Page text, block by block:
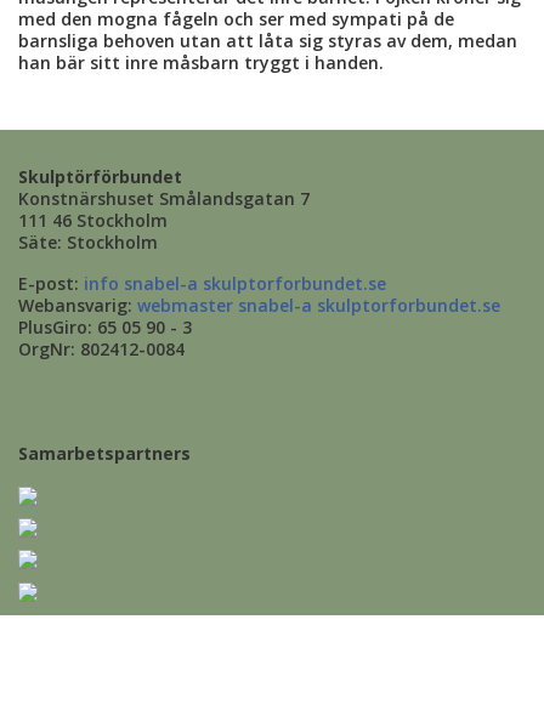
med den mogna fågeln och ser med sympati på de
barnsliga behoven utan att låta sig styras av dem, medan
han bär sitt inre måsbarn tryggt i handen.
Skulptörförbundet
Konstnärshuset Smålandsgatan 7
111 46 Stockholm
Säte: Stockholm
E-post: info snabel-a skulptorforbundet.se
Webansvarig: webmaster snabel-a skulptorforbundet.se
PlusGiro: 65 05 90 - 3
OrgNr: 802412-0084
Samarbetspartners